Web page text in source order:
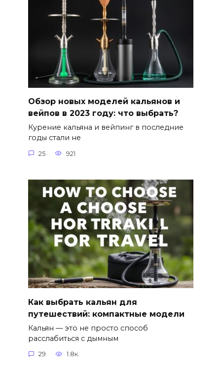
Обзор новых моделей кальянов и
вейпов в 2023 году: что выбрать?
Курение кальяна и вейпинг в последние
годы стали не
25 921
Как выбрать кальян для
путешествий: компактные модели
Кальян — это не просто способ
расслабиться с дымным
29 1.8к.